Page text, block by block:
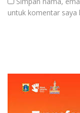
untuk komentar saya